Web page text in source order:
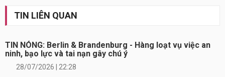
TIN LIÊN QUAN
TIN NÓNG: Berlin & Brandenburg - Hàng loạt vụ việc an
ninh, bạo lực và tai nạn gây chú ý
28/07/2026 | 22:28